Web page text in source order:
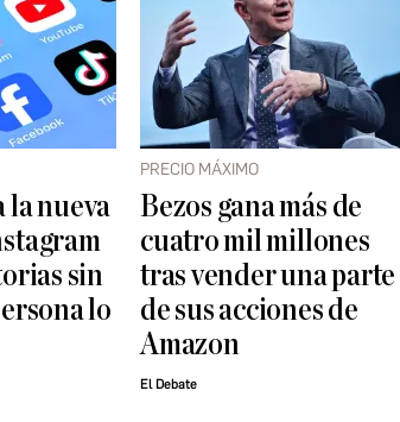
la nueva
sin
lo
PRECIO MÁXIMO
Bezos gana más de
cuatro mil millones
tras vender una parte
de sus acciones de
Amazon
El Debate